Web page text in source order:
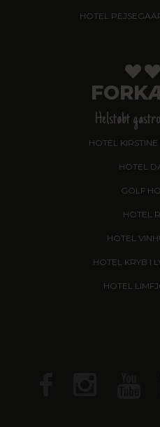
HOTEL
Helstøbt
HOTEL KIRSTINE
HOTEL
GOLF
HOTEL
HOTEL
HOTEL KRYB I
HOTEL